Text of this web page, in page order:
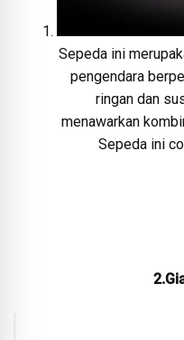
Sepeda ini
pengendara
ringan dan
menawarkan
Sepeda ini